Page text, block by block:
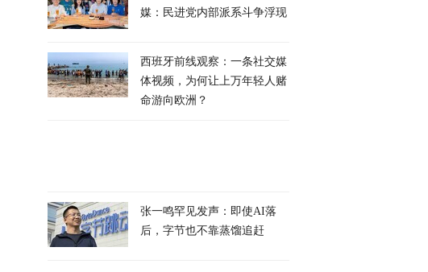
媒：民进党内部派系斗争浮现
西班牙前线观察：一条社交媒
体视频，为何让上万年轻人赌
命游向欧洲？
张一鸣罕见发声：即使AI落
后，字节也不靠蒸馏追赶